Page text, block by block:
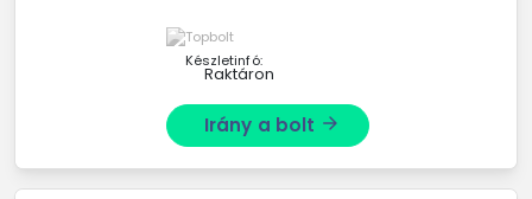
Tartásjavító heveder tulajdonságai:
Szín: fekete Anyag: ...
Készletinfó:
Raktáron
Irány a bolt arrow_forward